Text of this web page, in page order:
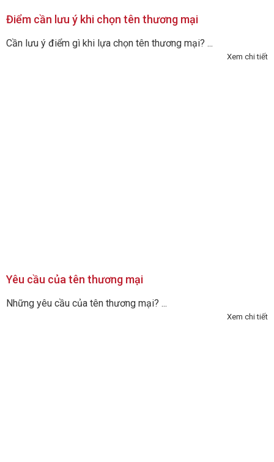
Điểm cần lưu ý khi chọn tên thương mại
Cần lưu ý điểm gì khi lựa chọn tên thương mại? ...
Xem chi tiết
Yêu cầu của tên thương mại
Những yêu cầu của tên thương mại? ...
Xem chi tiết